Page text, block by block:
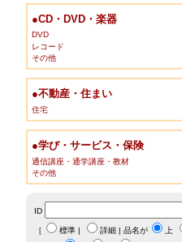
●CD・DVD・楽器
DVD
レコード
その他
●不動産・住まい
住宅
●学び・サービス・保険
通信講座・通学講座・教材
その他
ID
［ 標準 | 詳細 | 品名が 上